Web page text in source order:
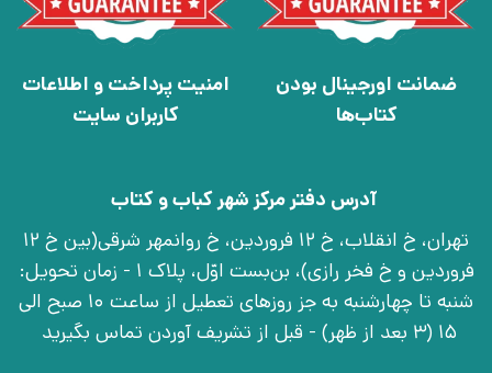
ضمانت اورجینال بودن
کتاب‌ها
امنیت پرداخت و اطلاعات
کاربران سایت
آدرس دفتر مرکز شهر کباب و کتاب
تهران، خ انقلاب، خ 12 فروردین، خ روانمهر شرقی(بین خ 12
فروردین و خ فخر رازی)، بن‌بست اوّل، پلاک 1 - زمان تحویل:
شنبه تا چهارشنبه به جز روزهای تعطیل از ساعت 10 صبح الی
15 (3 بعد از ظهر) - قبل از تشریف آوردن تماس بگیرید